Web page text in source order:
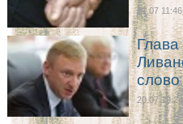
21.07 11:46
20.07 19:24